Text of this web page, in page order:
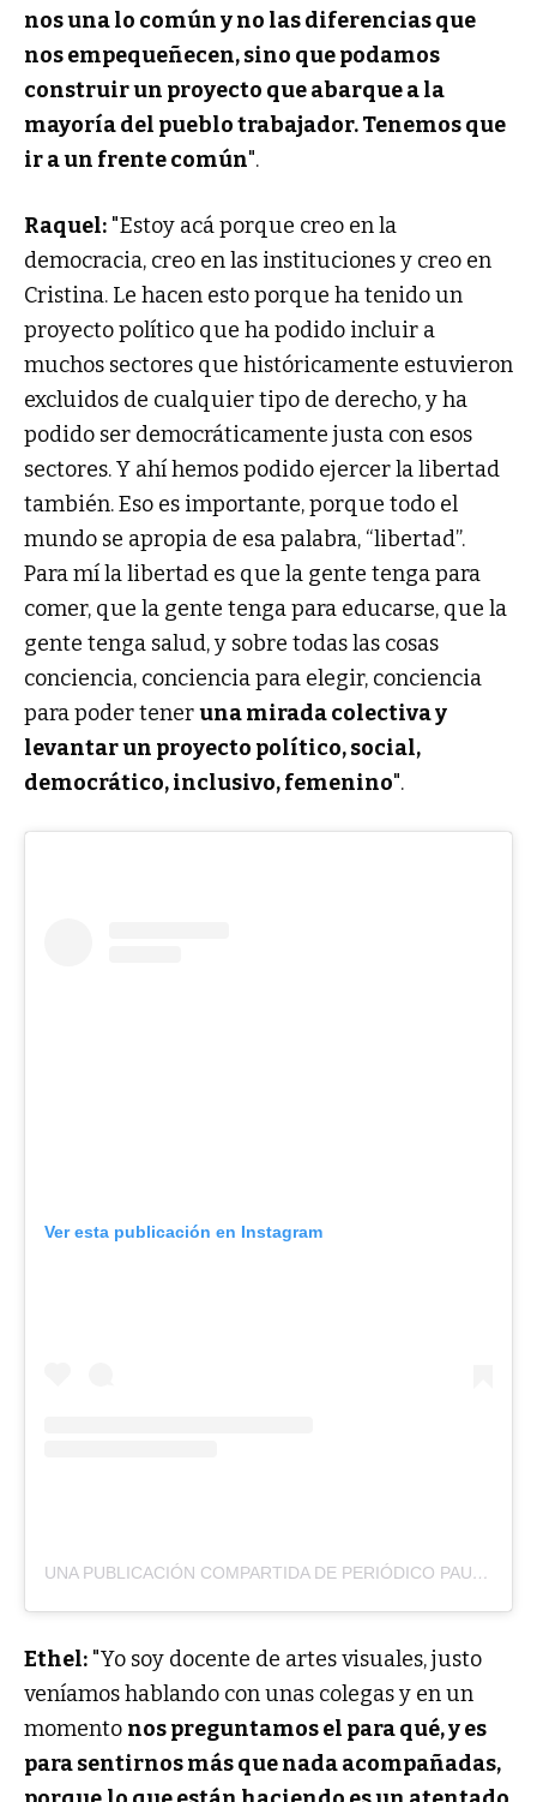
nos una lo común y no las diferencias que
nos empequeñecen, sino que podamos
construir un proyecto que abarque a la
mayoría del pueblo trabajador. Tenemos que
ir a un frente común".
Raquel: "Estoy acá porque creo en la
democracia, creo en las instituciones y creo en
Cristina. Le hacen esto porque ha tenido un
proyecto político que ha podido incluir a
muchos sectores que históricamente estuvieron
excluidos de cualquier tipo de derecho, y ha
podido ser democráticamente justa con esos
sectores. Y ahí hemos podido ejercer la libertad
también. Eso es importante, porque todo el
mundo se apropia de esa palabra, “libertad”.
Para mí la libertad es que la gente tenga para
comer, que la gente tenga para educarse, que la
gente tenga salud, y sobre todas las cosas
conciencia, conciencia para elegir, conciencia
para poder teneruna mirada colectiva y
levantar un proyecto político, social,
democrático, inclusivo, femenino".
Ver esta publicación en Instagram
UNA PUBLICACIÓN COMPARTIDA DE PERIÓDICO PAUSA (@PERIODICOPAUSA)
Ethel: "Yo soy docente de artes visuales, justo
veníamos hablando con unas colegas y en un
momento nos preguntamos el para qué, y es
para sentirnos más que nada acompañadas,